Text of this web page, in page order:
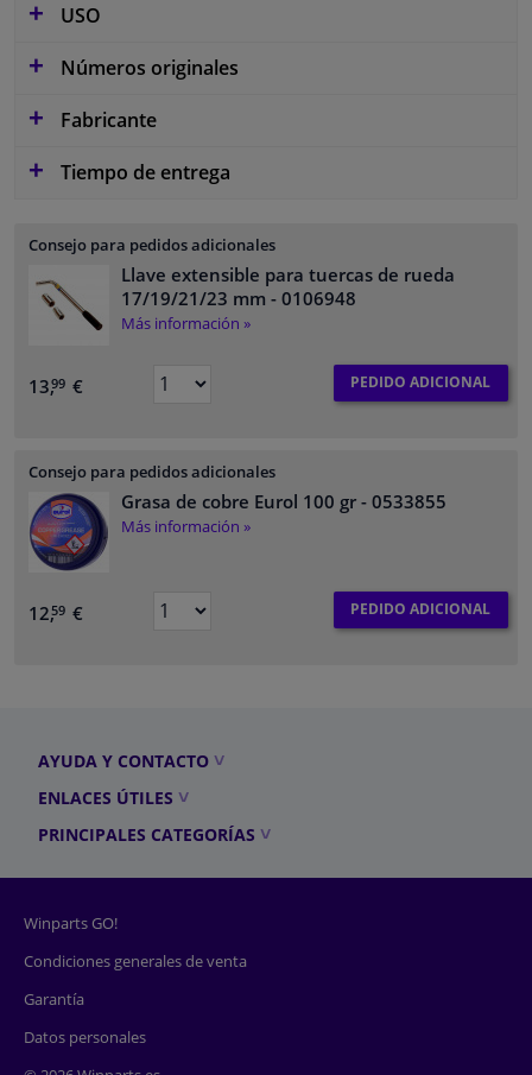
USO
Números originales
Fabricante
Tiempo de entrega
Consejo para pedidos adicionales
Llave extensible para tuercas de rueda
17/19/21/23 mm - 0106948
Más información »
13,99 € PEDIDO ADICIONAL
Consejo para pedidos adicionales
Grasa de cobre Eurol 100 gr - 0533855
Más información »
12,59 € PEDIDO ADICIONAL
AYUDA Y CONTACTO
ENLACES ÚTILES
PRINCIPALES CATEGORÍAS
Winparts GO!
Condiciones generales de venta
Garantía
Datos personales